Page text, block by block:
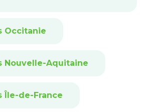
Occitanie
Nouvelle-Aquitaine
Île-de-France